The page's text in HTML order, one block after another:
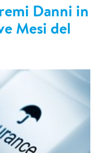
Danni in
Mesi del